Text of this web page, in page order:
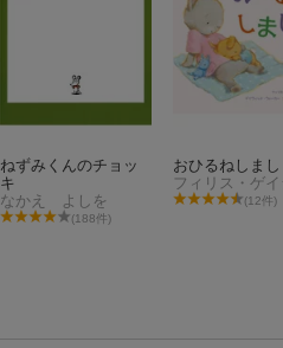
ねずみくんのチョッ
キ
なかえ よしを
(188件)
おひるねしまし
(12件)